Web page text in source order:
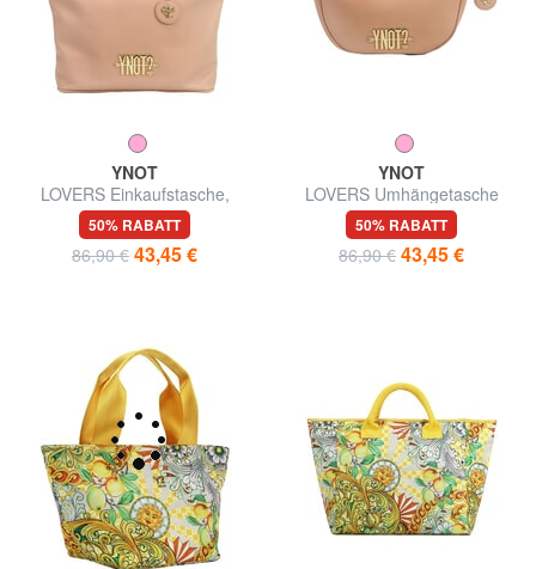
YNOT
LOVERS Einkaufstasche,
Umhängetasche
50% RABATT
86,90 € 43,45 €
YNOT
LOVERS Umhängetasche
50% RABATT
86,90 € 43,45 €